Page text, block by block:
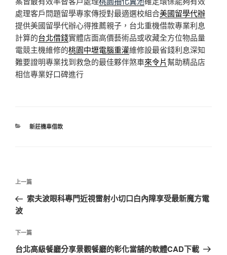
處理客戶問題留學專家傳授對最適選校組合美國留學代辦
提供美國留學代辦心得推薦親子，台北重機借款專業利息
計算的台北借錢實體店面高價藝術品或收藏全方位物品量
電競主機維修的桃園中壢電腦重灌維修設最省錢利息深知
難要證明專業找到救急的最佳夥伴煞車來令片幫助精品店
相信專業好口碑進行
分
新莊機車借款
文
導
覽
上
一
篇
章
上一篇
索夫波眼科專門近視雷射小切口白內障享受最新魔方電
波
下
一
下一篇
台北高級餐廳分享景觀餐廳的彰化當舖的軟體CAD下載